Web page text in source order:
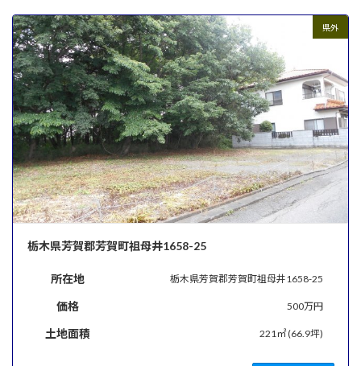
県外
栃木県芳賀郡芳賀町祖母井1658-25
所在地 栃木県芳賀郡芳賀町祖母井1658-25
価格 500万円
土地面積 221㎡ (66.9坪)